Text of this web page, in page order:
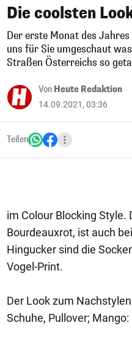
Die coolsten
Der erste Monat des
uns für Sie umgeschaut
Straßen Österreichs so
Von Heute Redaktion
14.09.2021, 03:36
Teilen
im Colour Blocking Style.
Bourdeauxrot, ist auch
Hingucker sind die
Vogel-Print.
Der Look zum
Schuhe, Pullover;